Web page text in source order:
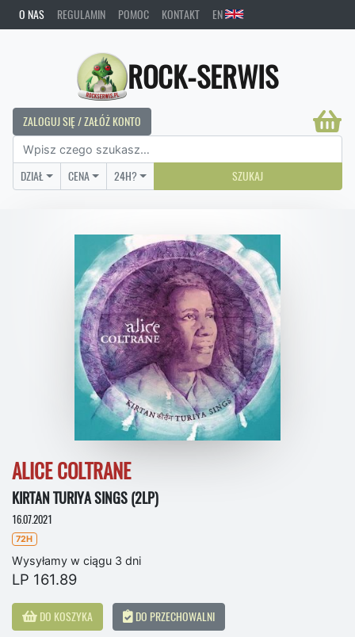
O NAS REGULAMIN POMOC KONTAKT EN
ROCK-SERWIS
ZALOGUJ SIĘ / ZAŁÓŻ KONTO
DZIAŁ CENA 24H? SZUKAJ
ALICE COLTRANE
KIRTAN TURIYA SINGS (2LP)
16.07.2021
72H
Wysyłamy w ciągu 3 dni
LP 161.89
DO KOSZYKA DO PRZECHOWALNI